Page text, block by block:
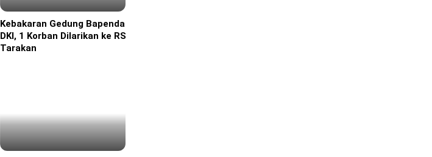
Headline
Kebakaran Gedung Bapenda
DKI, 1 Korban Dilarikan ke RS
Tarakan